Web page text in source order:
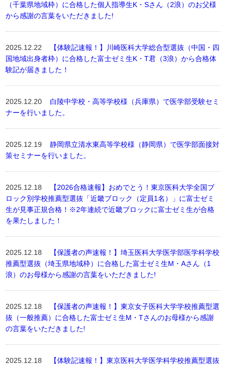
（千葉県地域枠）に合格した個人指導生K・Sさん（2浪）のお父様
から感謝の言葉をいただきました!
2025.12.22
【体験記速報！】川崎医科大学総合型選抜（中国・四
国地域出身者枠）に合格した富士ゼミ生K・T君（3浪）から合格体
験記が届きました！
2025.12.20 白陵中学校・高等学校様（兵庫県）で医学部受験セミ
ナーを行いました。
2025.12.19静岡県立清水東高等学校様（静岡県）で医学部面接対
策セミナーを行いました。
2025.12.18
【2026合格速報】おめでとう！東京医科大学全国ブ
ロック別学校推薦型選抜「近畿ブロック（定員1名）」に富士ゼミ
生が見事正規合格！※2年連続で近畿ブロックに富士ゼミ生が合格
を果たしました！
2025.12.18
【保護者の声速報！】埼玉医科大学医学部医学科学校
推薦型選抜（埼玉県地域枠）に合格した富士ゼミ生M・Aさん（1
浪）のお母様から感謝の言葉をいただきました!
2025.12.18
【保護者の声速報！】東京女子医科大学学校推薦型選
抜（一般推薦）に合格した富士ゼミ生M・Tさんのお母様から感謝
の言葉をいただきました!
2025.12.18
【体験記速報！】東京医科大学医学科学校推薦型選抜